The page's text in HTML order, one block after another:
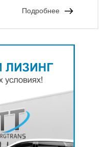
Подробнее